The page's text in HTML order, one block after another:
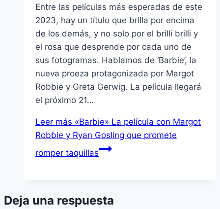
Entre las películas más esperadas de este
2023, hay un título que brilla por encima
de los demás, y no solo por el brilli brilli y
el rosa que desprende por cada uno de
sus fotogramas. Hablamos de ‘Barbie’, la
nueva proeza protagonizada por Margot
Robbie y Greta Gerwig. La película llegará
el próximo 21…
Leer más «Barbie» La película con Margot
Robbie y Ryan Gosling que promete
romper taquillas
Deja una respuesta